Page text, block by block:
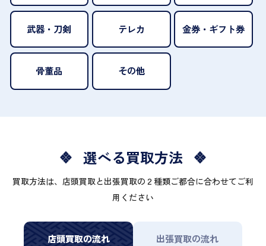
武器・刀剣 テレカ 金券・ギフト券
骨董品 その他
選べる買取方法
買取方法は、店頭買取と出張買取の２種類ご都合に合わせてご利
用ください
店頭買取の流れ 出張買取の流れ